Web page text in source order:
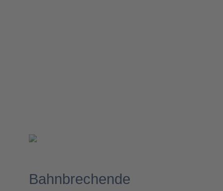
Bahnbrechende